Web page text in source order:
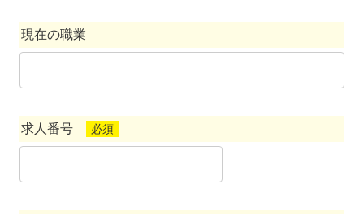
現在の職業
求人番号 必須